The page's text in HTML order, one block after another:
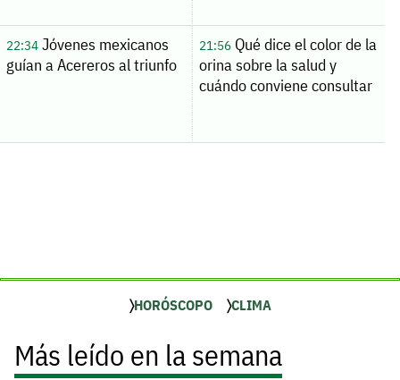
22:34Jóvenes mexicanos
guían a Acereros al triunfo
21:56Qué dice el color de la
orina sobre la salud y
cuándo conviene consultar
HORÓSCOPO CLIMA
Más leído en la semana